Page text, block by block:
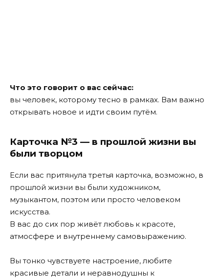
Что это говорит о вас сейчас:
вы человек, которому тесно в рамках. Вам важно
открывать новое и идти своим путём.
Карточка №3 — в прошлой жизни вы
были творцом
Если вас притянула третья карточка, возможно, в
прошлой жизни вы были художником,
музыкантом, поэтом или просто человеком
искусства.
В вас до сих пор живёт любовь к красоте,
атмосфере и внутреннему самовыражению.
Вы тонко чувствуете настроение, любите
красивые детали и неравнодушны к